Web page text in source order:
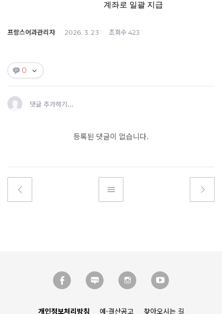
계좌로 일괄 지급
프랑스어과관리자 2026. 3. 23 조회수 423
0
댓글 추가하기...
등록된 댓글이 없습니다.
개인정보처리방침 예·결산공고 찾아오시는 길